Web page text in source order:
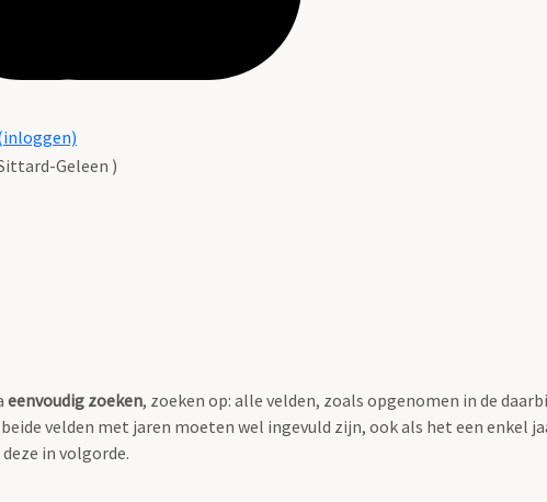
Geleen )
eenvoudig zoeken, zoeken op: alle velden, zoals opgenomen in de
velden met jaren moeten wel ingevuld zijn, ook als het een enkel
in volgorde.